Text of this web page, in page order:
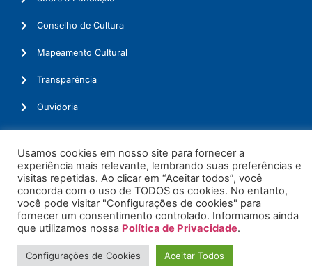
Conselho de Cultura
Mapeamento Cultural
Transparência
Ouvidoria
© 2026. Todos os Direitos Reservados.
Usamos cookies em nosso site para fornecer a
experiência mais relevante, lembrando suas preferências e
visitas repetidas. Ao clicar em “Aceitar todos”, você
concorda com o uso de TODOS os cookies. No entanto,
você pode visitar "Configurações de cookies" para
fornecer um consentimento controlado. Informamos ainda
que utilizamos nossa Política de Privacidade.
Configurações de Cookies Aceitar Todos